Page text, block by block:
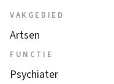
VAKGEBIED
Artsen
FUNCTIE
Psychiater